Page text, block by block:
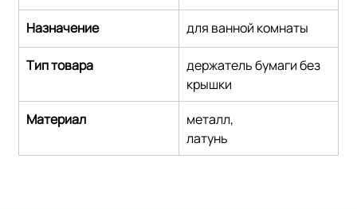
Назначение для ванной комнаты
Тип товара
держатель бумаги без
крышки
Материал
металл,
латунь